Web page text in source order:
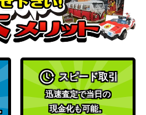
スピード取引
迅速査定で当日の
現金化も可能。